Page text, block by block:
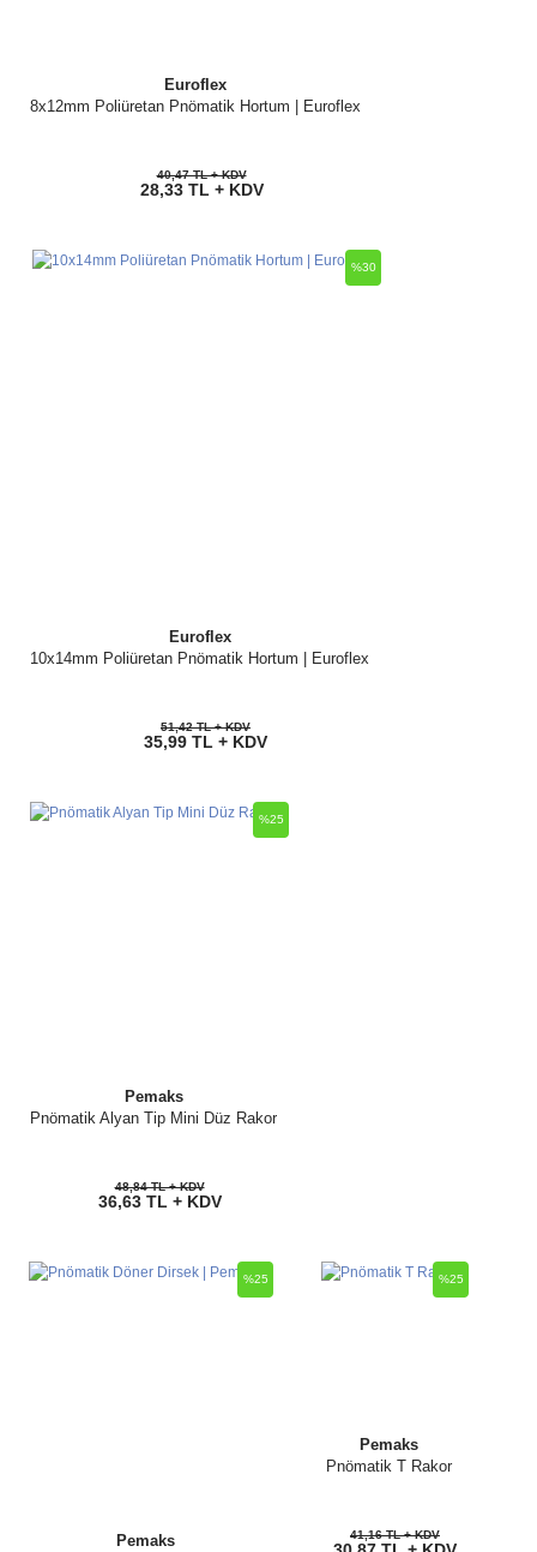
Euroflex
8x12mm Poliüretan Pnömatik Hortum | Euroflex
40,47 TL + KDV
28,33 TL + KDV
Euroflex
10x14mm Poliüretan Pnömatik Hortum | Euroflex
%30
51,42 TL + KDV
35,99 TL + KDV
Pemaks
Pnömatik Alyan Tip Mini Düz Rakor
%25
48,84 TL + KDV
36,63 TL + KDV
Pemaks
%25
Pemaks
Pnömatik T Rakor
%25
41,16 TL + KDV